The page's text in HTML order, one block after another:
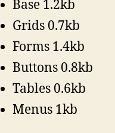
Base 1.2kb
Grids 0.7kb
Forms 1.4kb
Buttons 0.8kb
Tables 0.6kb
Menus 1kb